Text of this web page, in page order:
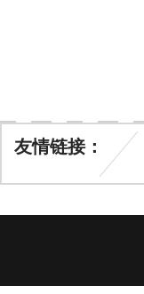
友情链接：